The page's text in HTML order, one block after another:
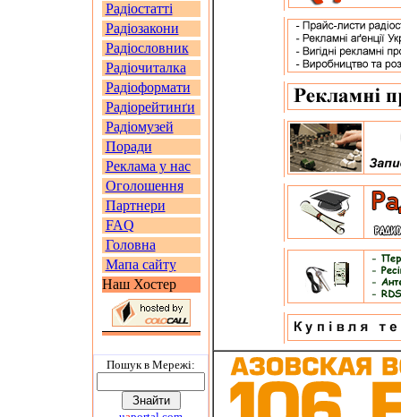
Радіостатті
Радіозакони
Радіословник
Радіочиталка
Радіоформати
Радіорейтинґи
Радіомузей
Поради
Реклама у нас
Оголошення
Партнери
FAQ
Головна
Мапа сайту
Наш Хостер
Пошук в Мережi: